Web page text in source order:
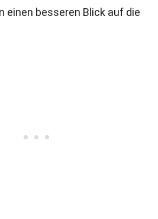
einen besseren Blick auf die